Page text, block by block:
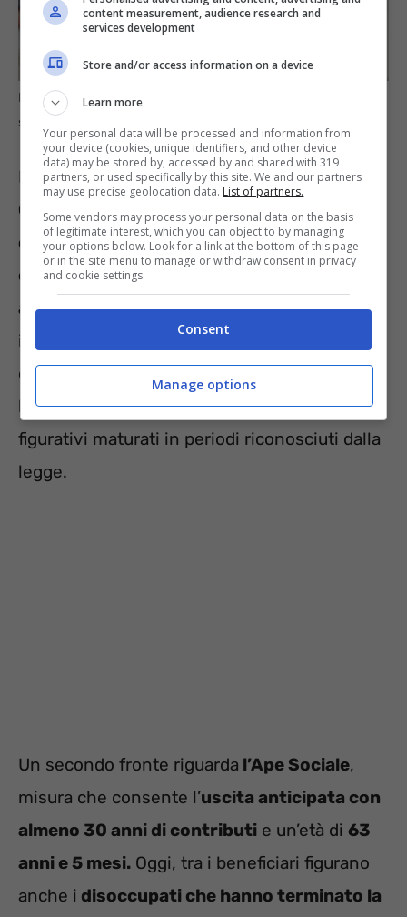
Hai lavorato meno di 35 anni? Basta timori sulla pensione: la
soluzione INPS che fa al caso tuo – informazioneoggi.it
La
sentenza n. 24916 del 2024 della
Cassazioneha invece stabilito chetutti i
contributi figuratividevono essere
conteggiati per il raggiungimento dei 35
anni richiesti. Se l’INPS adottasse questa
interpretazione, anche chi ha lavorato meno
di 35 anni effettivi potrebbe anticipare
l’uscita, sommando ai contributi versati quelli
figurativi maturati in periodi riconosciuti dalla
legge.
Un secondo fronte riguarda l’Ape Sociale,
misura che consente l’uscita anticipata con
almeno 30 anni di contributi e un’età di 63
anni e 5 mesi. Oggi, tra i beneficiari figurano
anche i disoccupati che hanno terminato la
content measurement, audience research and
services development
Store and/or access information on a device
Learn more
Your personal data will be processed and information from
your device (cookies, unique identifiers, and other device
data) may be stored by, accessed by and shared with 319
partners, or used specifically by this site. We and our partners
may use precise geolocation data. List of partners.
Some vendors may process your personal data on the basis
of legitimate interest, which you can object to by managing
your options below. Look for a link at the bottom of this page
or in the site menu to manage or withdraw consent in privacy
and cookie settings.
Consent
Manage options